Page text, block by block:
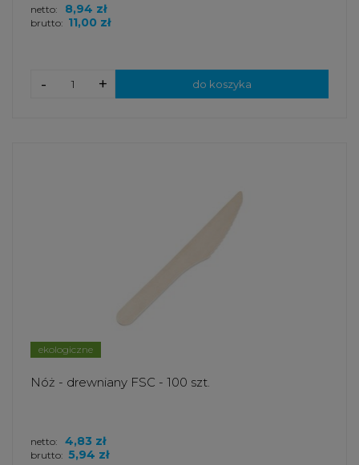
brutto: 11,00 zł
netto: 8,94 zł
+
- do koszyka
ekologiczne
Nóż - drewniany FSC - 100 szt.
brutto: 5,94 zł
netto: 4,83 zł